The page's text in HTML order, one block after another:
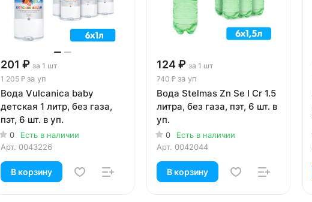
201 ₽ за 1 шт
1 205 ₽ за уп
Вода Vulcanica baby
детская 1 литр, без газа,
пэт, 6 шт. в уп.
0
Есть в наличии
Арт. 0043226
В корзину
124 ₽ за 1 шт
740 ₽ за уп
Вода Stelmas Zn Se I Cr 1.5
литра, без газа, пэт, 6 шт. в
уп.
0
Есть в наличии
Арт. 0042044
В корзину